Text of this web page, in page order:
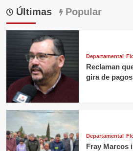
Últimas Popular
Departamental
Reclaman
gira de
Departamental
Fray Marcos